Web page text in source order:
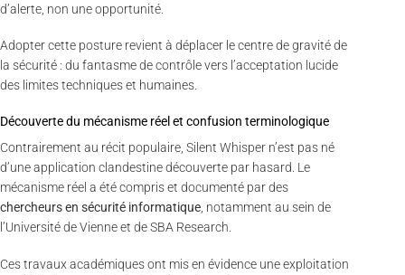
d’alerte, non une opportunité.
Adopter cette posture revient à déplacer le centre de gravité de
la sécurité : du fantasme de contrôle vers l’acceptation lucide
des limites techniques et humaines.
Découverte du mécanisme réel et confusion terminologique
Contrairement au récit populaire, Silent Whisper n’est pas né
d’une application clandestine découverte par hasard. Le
mécanisme réel a été compris et documenté par des
chercheurs en sécurité informatique, notamment au sein de
l’Université de Vienne et de SBA Research.
Ces travaux académiques ont mis en évidence une exploitation